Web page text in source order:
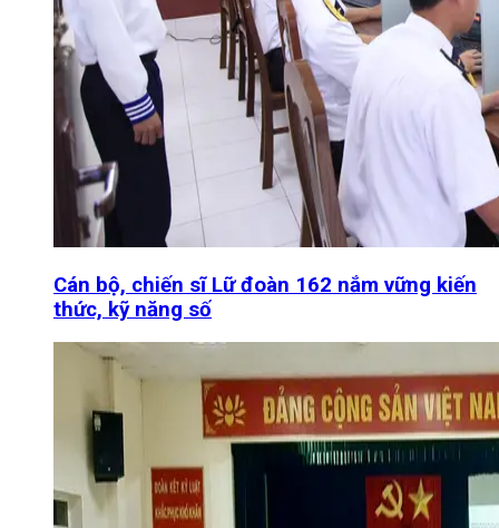
Cán bộ, chiến sĩ Lữ đoàn 162 nắm vững kiến
thức, kỹ năng số